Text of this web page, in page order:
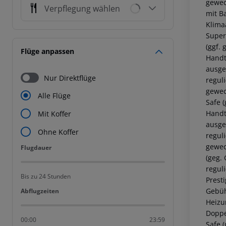
Verpflegung wählen
Flüge anpassen
Nur Direktflüge
Alle Flüge
Mit Koffer
Ohne Koffer
Flugdauer
Flugdauer
Bis zu 24 Stunden
Abflugzeiten
Abflugzeiten
00:00 23:59
mit
(ggf.
Safe
(geg.